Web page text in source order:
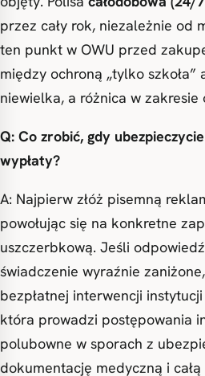
przez cały rok, niezależnie od
ten punkt w OWU przed
między ochroną „tylko szkoła”
niewielka, a różnica w zakresie
Q: Co zrobić, gdy
wypłaty?
A: Najpierw złóż pisemną
powołując się na konkretne
uszczerbkową. Jeśli
świadczenie wyraźnie
bezpłatnej interwencji instytucji
która prowadzi postępowania
polubowne w sporach z
dokumentację medyczną i